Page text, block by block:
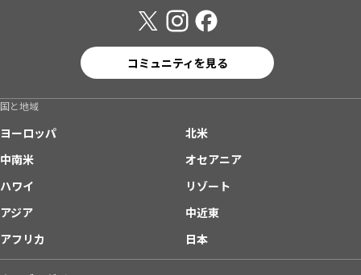
コミュニティを見る
国と地域
ヨーロッパ
北米
中南米
オセアニア
ハワイ
リゾート
アジア
中近東
アフリカ
日本